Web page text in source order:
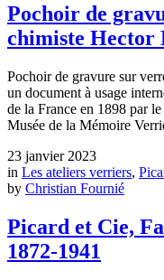
Pochoir de
chimiste Hector
Pochoir de gravure sur
un document à usage
de la France en 1898 par
Musée de la Mémoire
23 janvier 2023
in Les ateliers verriers,
by Christian Fournié
Picard et Cie,
1872-1941